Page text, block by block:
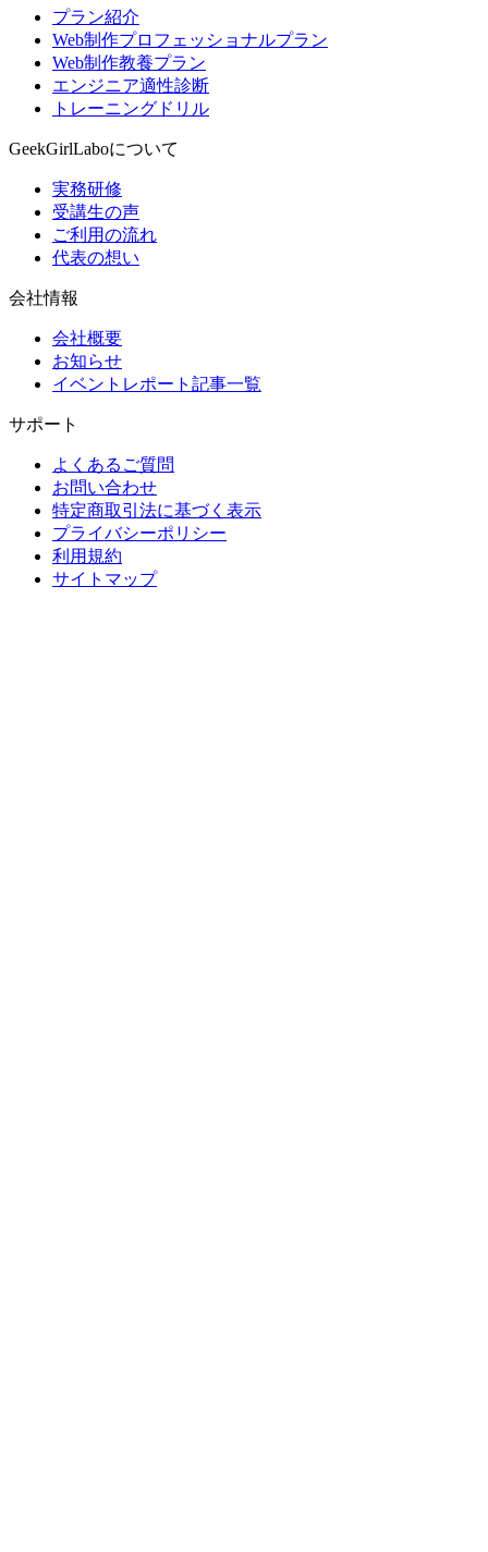
プラン紹介
Web制作プロフェッショナルプラン
Web制作教養プラン
エンジニア適性診断
トレーニングドリル
GeekGirlLaboについて
実務研修
受講生の声
ご利用の流れ
代表の想い
会社情報
会社概要
お知らせ
イベントレポート記事一覧
サポート
よくあるご質問
お問い合わせ
特定商取引法に基づく表示
プライバシーポリシー
利用規約
サイトマップ